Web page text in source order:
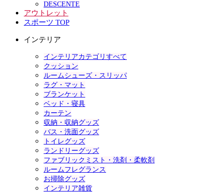
DESCENTE
アウトレット
スポーツ TOP
インテリア
インテリアカテゴリすべて
クッション
ルームシューズ・スリッパ
ラグ・マット
ブランケット
ベッド・寝具
カーテン
収納・収納グッズ
バス・洗面グッズ
トイレグッズ
ランドリーグッズ
ファブリックミスト・洗剤・柔軟剤
ルームフレグランス
お掃除グッズ
インテリア雑貨